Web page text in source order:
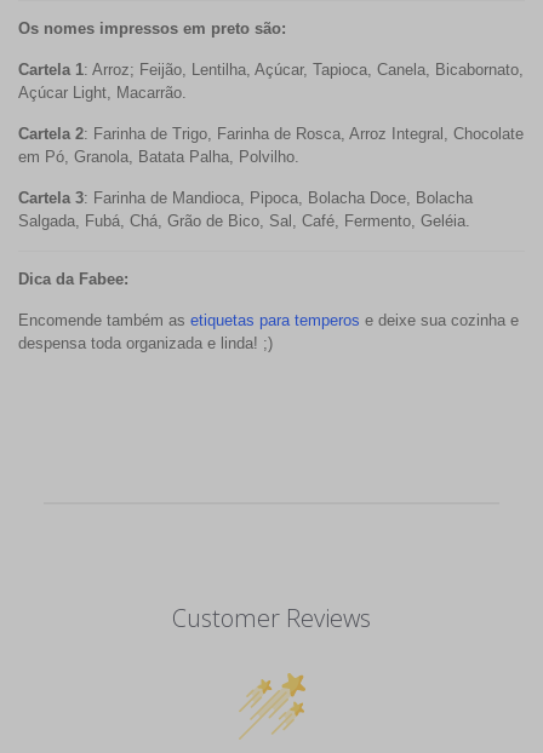
Os nomes impressos em preto são:
Cartela 1: Arroz; Feijão, Lentilha, Açúcar, Tapioca, Canela, Bicabornato,
Açúcar Light, Macarrão.
Cartela 2: Farinha de Trigo, Farinha de Rosca, Arroz Integral, Chocolate
em Pó, Granola, Batata Palha, Polvilho.
Cartela 3: Farinha de Mandioca, Pipoca, Bolacha Doce, Bolacha
Salgada, Fubá, Chá, Grão de Bico, Sal, Café, Fermento, Geléia.
Dica da Fabee:
Encomende também as etiquetas para temperos e deixe sua cozinha e
despensa toda organizada e linda! ;)
Customer Reviews